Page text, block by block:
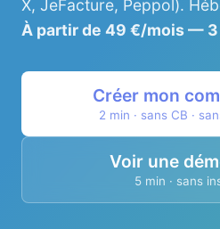
X, JeFacture, Peppol).
À partir de 49 €/mois —
Créer mon
2 min · sans CB ·
Voir une
5 min · sans